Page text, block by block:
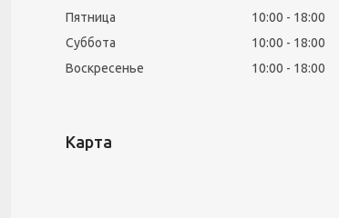
Пятница
10:00
18:00
Суббота
10:00
18:00
Воскресенье
10:00 18:00
Карта